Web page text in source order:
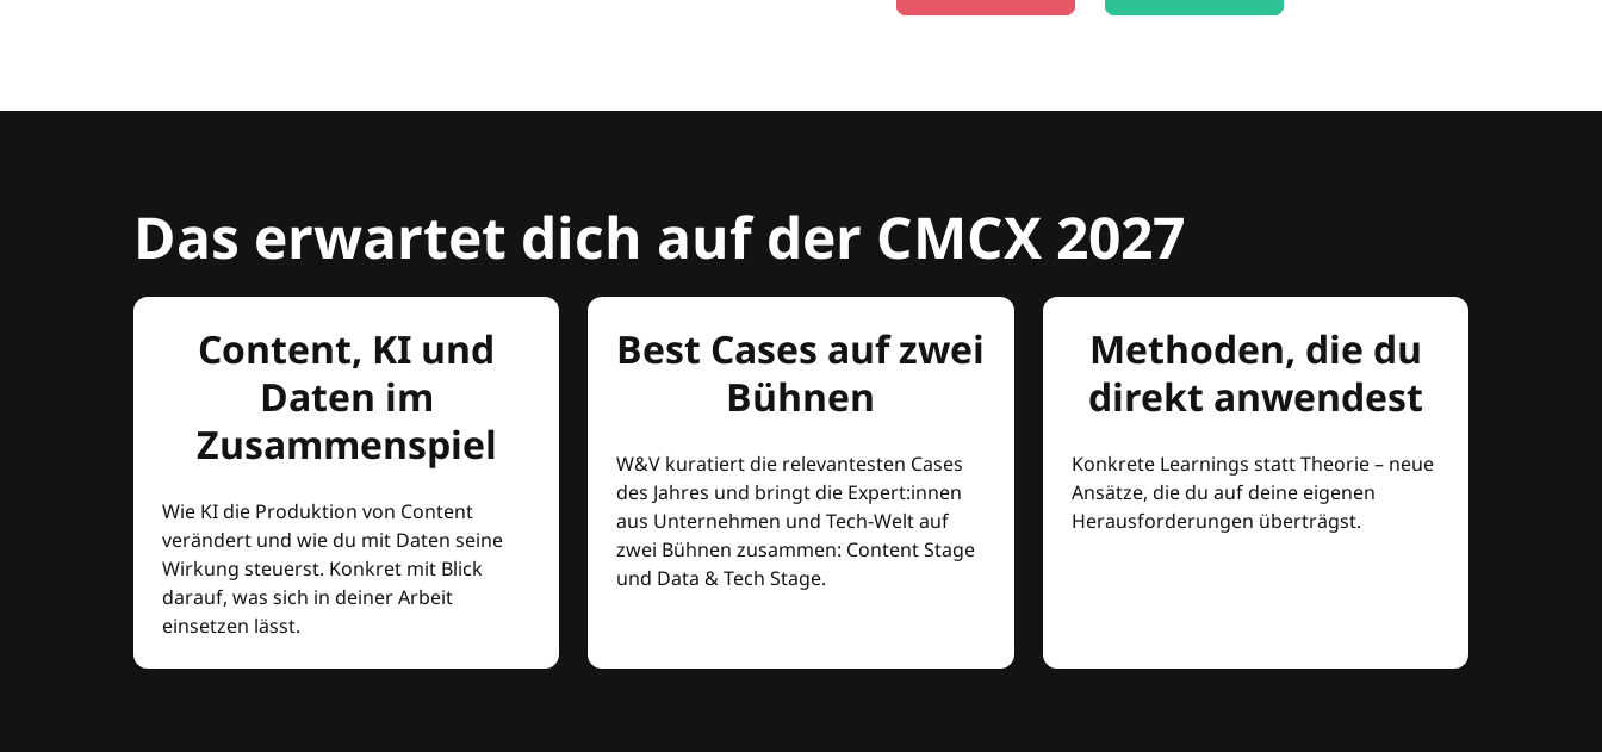
Das erwartet dich auf der CMCX 2027
Content, KI und
Daten im
Zusammenspiel
Wie KI die Produktion von Content
verändert und wie du mit Daten seine
Wirkung steuerst. Konkret mit Blick
darauf, was sich in deiner Arbeit
einsetzen lässt.
Best Cases auf zwei
Bühnen
W&V kuratiert die relevantesten Cases
des Jahres und bringt die Expert:innen
aus Unternehmen und Tech-Welt auf
zwei Bühnen zusammen: Content Stage
und Data & Tech Stage.
Methoden, die du
direkt anwendest
Konkrete Learnings statt Theorie – neue
Ansätze, die du auf deine eigenen
Herausforderungen überträgst.